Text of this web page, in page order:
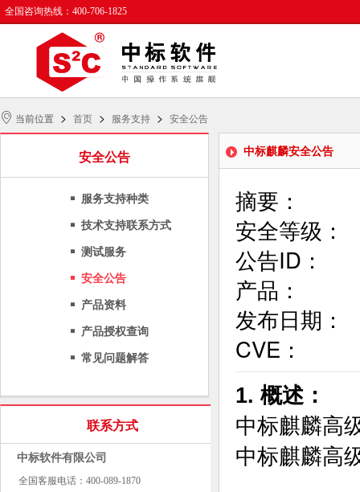
全国咨询热线：400-706-1825
当前位置 > 首页 > 服务支持 > 安全公告
安全公告
服务支持种类
技术支持联系方式
测试服务
安全公告
产品资料
产品授权查询
常见问题解答
联系方式
中标软件有限公司
全国客服电话：400-089-1870
中标麒麟安全公告
摘要：
安全等级：
公告ID：
产品：
发布日期：
CVE：
1. 概述：
中标麒麟高
中标麒麟高